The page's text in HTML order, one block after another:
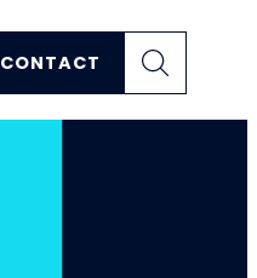
CONTACT